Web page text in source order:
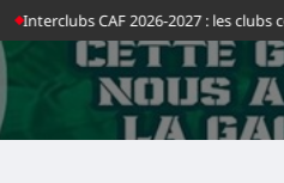
2027 : les clubs congolais